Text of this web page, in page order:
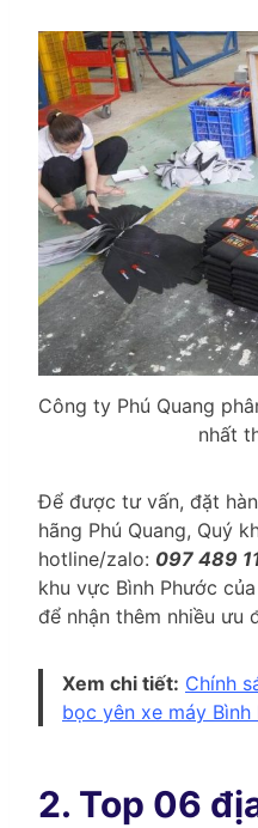
Công ty Phú Quang
nhất
Để được tư vấn, đặt
hãng Phú Quang, Quý
hotline/zalo: 097 489
khu vực Bình Phước
để nhận thêm nhiều ưu
Xem chi tiết: Chính
bọc yên xe máy Bình
2. Top 06